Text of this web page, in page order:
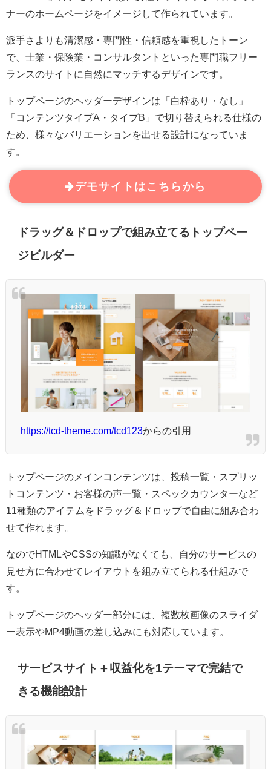
ナーのホームページをイメージして作られています。
派手さよりも清潔感・専門性・信頼感を重視したトーン
で、士業・保険業・コンサルタントといった専門職フリー
ランスのサイトに自然にマッチするデザインです。
トップページのヘッダーデザインは「白枠あり・なし」
「コンテンツタイプA・タイプB」で切り替えられる仕様の
ため、様々なバリエーションを出せる設計になっていま
す。
デモサイトはこちらから
ドラッグ＆ドロップで組み立てるトップペー
ジビルダー
https://tcd-theme.com/tcd123からの引用
トップページのメインコンテンツは、投稿一覧・スプリッ
トコンテンツ・お客様の声一覧・スペックカウンターなど
11種類のアイテムをドラッグ＆ドロップで自由に組み合わ
せて作れます。
なのでHTMLやCSSの知識がなくても、自分のサービスの
見せ方に合わせてレイアウトを組み立てられる仕組みで
す。
トップページのヘッダー部分には、複数枚画像のスライダ
ー表示やMP4動画の差し込みにも対応しています。
サービスサイト＋収益化を1テーマで完結で
きる機能設計